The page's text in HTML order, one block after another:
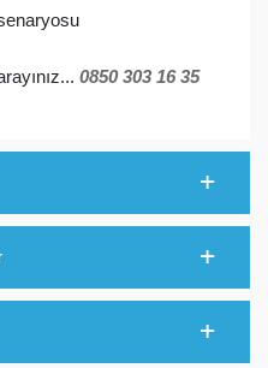
0850 303 16 35